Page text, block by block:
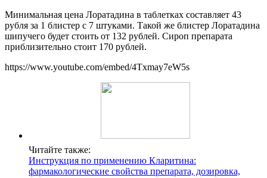
Минимальная цена Лоратадина в таблетках составляет 43
рубля за 1 блистер с 7 штуками. Такой же блистер Лоратадина
шипучего будет стоить от 132 рублей. Сироп препарата
приблизительно стоит 170 рублей.
https://www.youtube.com/embed/4Txmay7eW5s
Читайте также:
Инструкция по применению Кларитина:
фармакологические свойства препарата, дозировка,